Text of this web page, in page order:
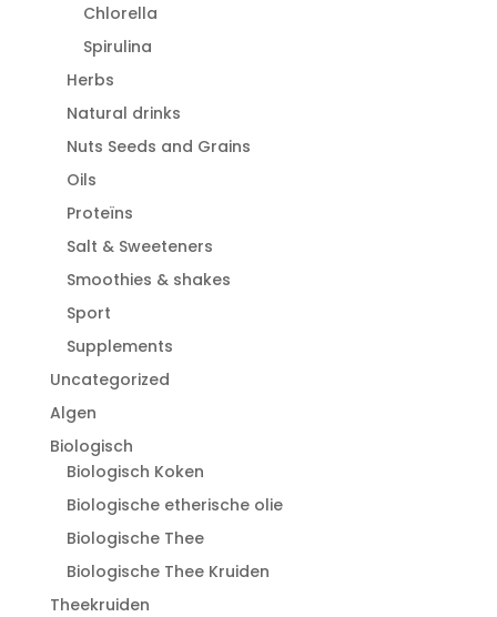
Chlorella
Spirulina
Herbs
Natural drinks
Nuts Seeds and Grains
Oils
Proteïns
Salt & Sweeteners
Smoothies & shakes
Sport
Supplements
Uncategorized
Algen
Biologisch
Biologisch Koken
Biologische etherische olie
Biologische Thee
Biologische Thee Kruiden
Theekruiden